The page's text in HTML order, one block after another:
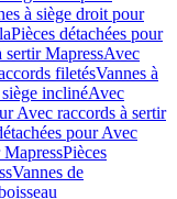
à siège droit pour
Pièces détachées pour
sertir MapressAvec
filetésVannes à
siège inclinéAvec
Avec raccords à sertir
pour Avec
Pièces
Vannes de